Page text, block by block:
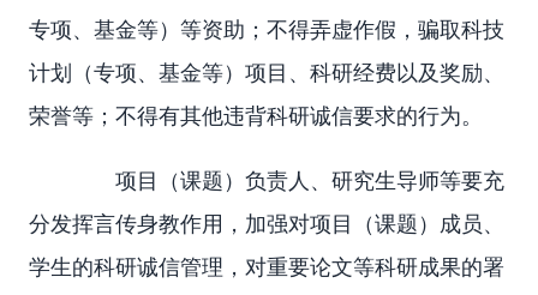
专项、基金等）等资助；不得弄虚作假，骗取科技
计划（专项、基金等）项目、科研经费以及奖励、
荣誉等；不得有其他违背科研诚信要求的行为。
项目（课题）负责人、研究生导师等要充
分发挥言传身教作用，加强对项目（课题）成员、
学生的科研诚信管理，对重要论文等科研成果的署